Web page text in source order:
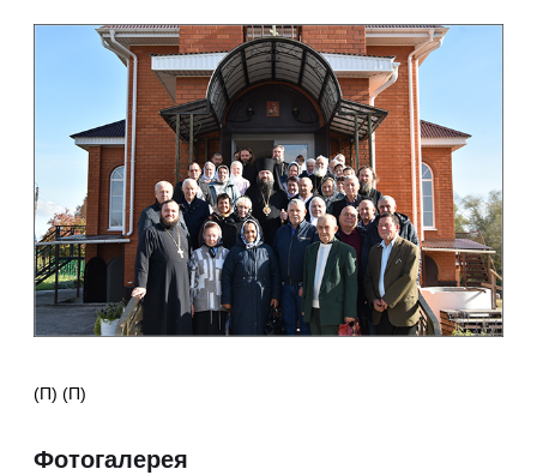
(П) (П)
Фотогалерея